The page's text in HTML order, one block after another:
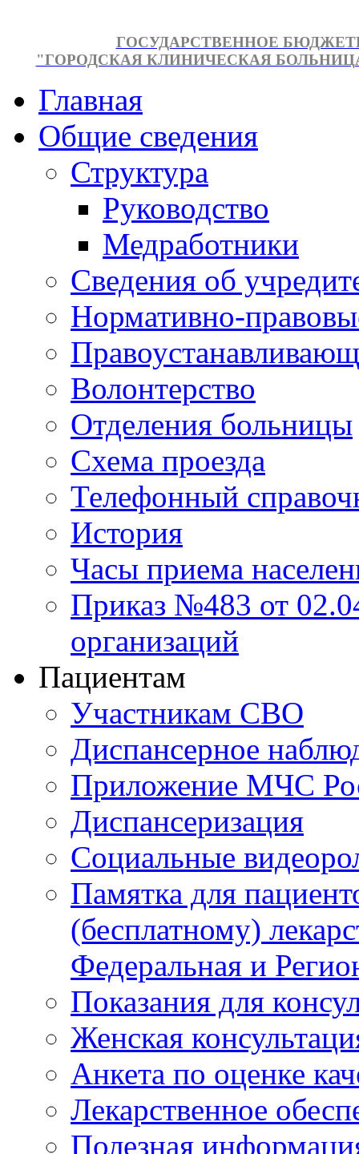
ГОСУДАРСТВЕННОЕ
"ГОРОДСКАЯ КЛИНИЧЕСКАЯ
Главная
Общие сведения
Структура
Руководство
Медработники
Сведения об
Нормативно-
Волонтерство
Отделения больницы
Схема проезда
Телефонный
История
Часы приема
Приказ №483 от
организаций
Пациентам
Участникам СВО
Диспансерное
Приложение МЧС
Диспансеризация
Социальные
Памятка для
(бесплатному)
Федеральная и
Показания для
Женская
Анкета по оценке
Лекарственное
Полезная